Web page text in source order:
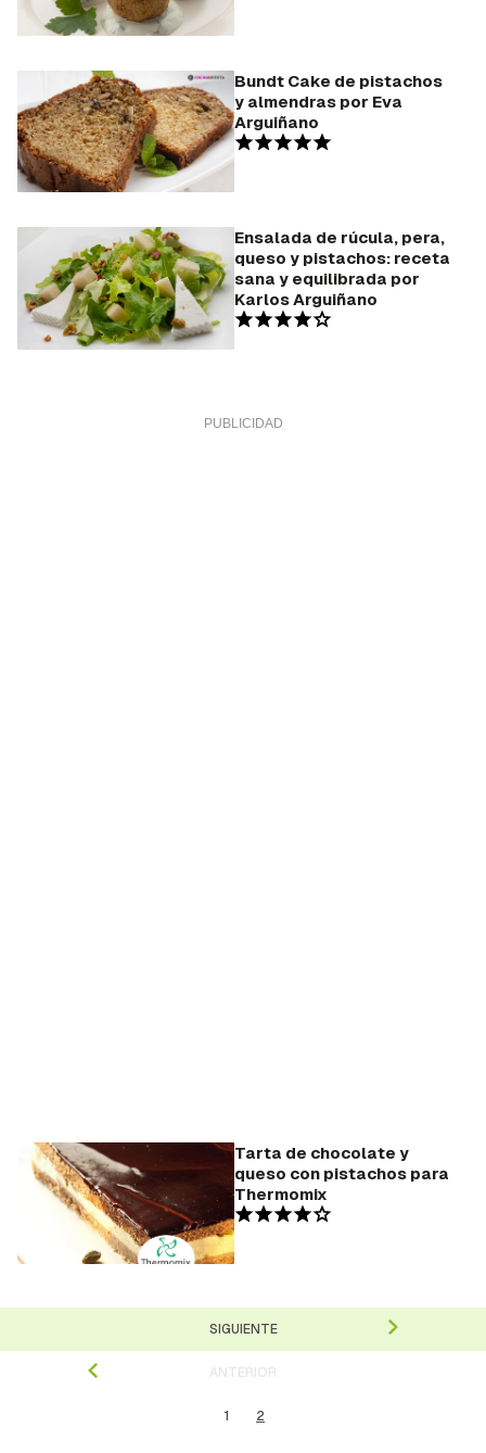
Bundt Cake de pistachos
y almendras por Eva
Arguiñano
Ensalada de rúcula, pera,
queso y pistachos: receta
sana y equilibrada por
Karlos Arguiñano
Tarta de chocolate y
queso con pistachos para
Thermomix
ANTERIOR
1 2
SIGUIENTE